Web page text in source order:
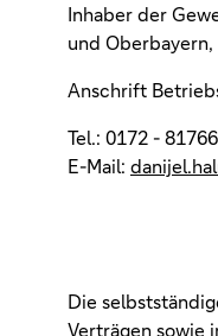
Inhaber der
und Oberbayern,
Anschrift
Tel.: 0172 -
E-Mail:
Die
Verträgen sowie